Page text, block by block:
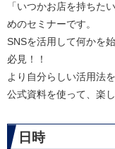
「いつかお店を持ちた
めのセミナーです。
SNSを活用して何かを
必見！！
より自分らしい活用法
公式資料を使って、楽
日時